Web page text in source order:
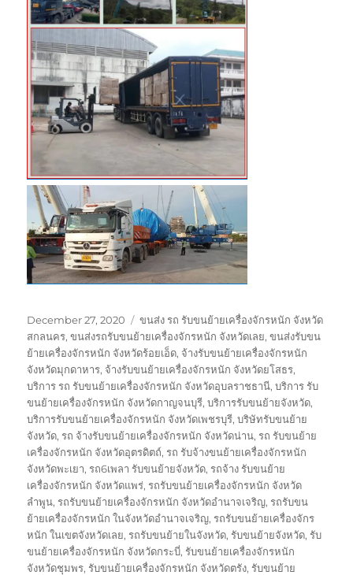
Posted
on
December 27, 2020 Tags
ขนส่ง รถ รับขนย้ายเครื่องจักรหนัก จังหวัด
สกลนคร,ขนส่งรถรับขนย้ายเครื่องจักรหนัก จังหวัดเลย,ขนส่งรับขน
ย้ายเครื่องจักรหนัก จังหวัดร้อยเอ็ด, จ้างรับขนย้ายเครื่องจักรหนัก
จังหวัดมุกดาหาร, จ้างรับขนย้ายเครื่องจักรหนัก จังหวัดยโสธร,
บริการ รถ รับขนย้ายเครื่องจักรหนัก จังหวัดอุบลราชธานี,บริการ รับ
ขนย้ายเครื่องจักรหนัก จังหวัดกาญจนบุรี,บริการรับขนย้ายจังหวัด,
บริการรับขนย้ายเครื่องจักรหนัก จังหวัดเพชรบุรี,บริษัทรับขนย้าย
จังหวัด,รถ จ้างรับขนย้ายเครื่องจักรหนัก จังหวัดน่าน,รถ รับขนย้าย
เครื่องจักรหนัก จังหวัดอุตรดิตถ์,รถ รับจ้างขนย้ายเครื่องจักรหนัก
จังหวัดพะเยา,รถ6เพลา รับขนย้ายจังหวัด,รถจ้าง รับขนย้าย
เครื่องจักรหนัก จังหวัดแพร่,รถรับขนย้ายเครื่องจักรหนัก จังหวัด
ลำพูน,รถรับขนย้ายเครื่องจักรหนัก จังหวัดอำนาจเจริญ,รถรับขน
ย้ายเครื่องจักรหนัก ในจังหวัดอำนาจเจริญ,รถรับขนย้ายเครื่องจักร
หนัก ในเขตจังหวัดเลย,รถรับขนย้ายในจังหวัด,รับขนย้ายจังหวัด,รับ
ขนย้ายเครื่องจักรหนัก จังหวัดกระบี่,รับขนย้ายเครื่องจักรหนัก
จังหวัดชุมพร,รับขนย้ายเครื่องจักรหนัก จังหวัดตรัง,รับขนย้าย